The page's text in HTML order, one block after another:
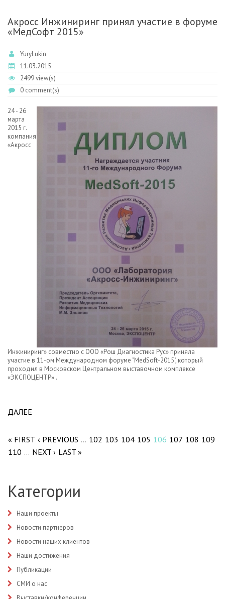
Акросс Инжиниринг принял участие в форуме
«МедСофт 2015»
YuryLukin
11.03.2015
2499 view(s)
0 comment(s)
24 - 26
марта
2015 г.
компания
«Акросс
Инжиниринг» совместно с ООО «Рош Диагностика Рус» приняла
участие в 11-ом Международном форуме "MedSoft-2015", который
проходил в Московском Центральном выставочном комплексе
«ЭКСПОЦЕНТР» .
ДАЛЕЕ
« FIRST ‹ PREVIOUS … 102 103 104 105 106 107 108 109
110 … NEXT › LAST »
Категории
Наши проекты
Новости партнеров
Новости наших клиентов
Наши достижения
Публикации
СМИ о нас